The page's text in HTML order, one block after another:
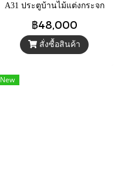
A31 ประตูบ้านไม้แต่งกระจก
เนื้อแข็งสีฟ้าเก่าแต่งกระจกวิน
เทจ
฿48,000
สั่งซื้อสินค้า
New